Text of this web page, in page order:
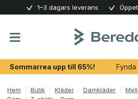
content
1–3 dagars leverans
Sommarrea upp till 65%! Fynda
Hem / Butik / Kläder / Damkläder /